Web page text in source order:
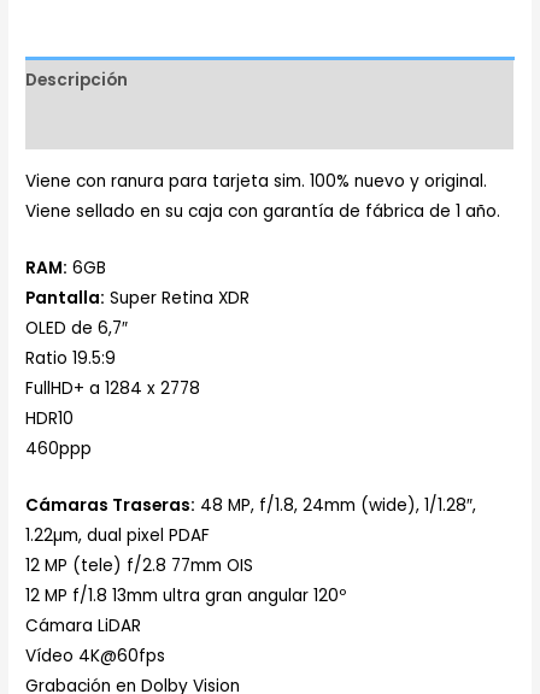
Descripción
Viene con ranura para tarjeta sim. 100% nuevo y original.
Viene sellado en su caja con garantía de fábrica de 1 año.
RAM: 6GB
Pantalla: Super Retina XDR
OLED de 6,7″
Ratio 19.5:9
FullHD+ a 1284 x 2778
HDR10
460ppp
Cámaras Traseras: 48 MP, f/1.8, 24mm (wide), 1/1.28″,
1.22µm, dual pixel PDAF
12 MP (tele) f/2.8 77mm OIS
12 MP f/1.8 13mm ultra gran angular 120º
Cámara LiDAR
Vídeo 4K@60fps
Grabación en Dolby Vision